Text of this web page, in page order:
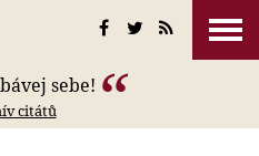
sebe!
citátů